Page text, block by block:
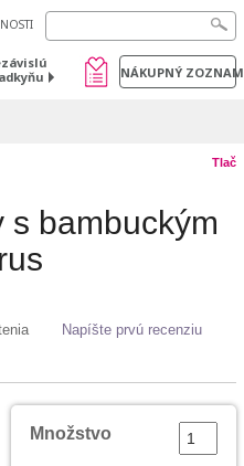
NÁKUPNÝ ZOZNAM
Tlač
s bambuckým
Napíšte prvú recenziu
Množstvo